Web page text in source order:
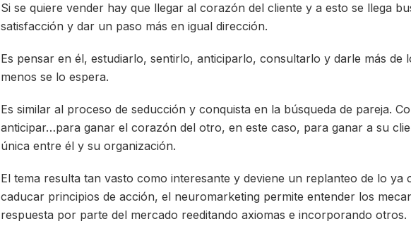
Si se quiere vender hay que llegar al corazón del cliente y a esto se llega
satisfacción y dar un paso más en igual dirección.
Es pensar en él, estudiarlo, sentirlo, anticiparlo, consultarlo y darle más de
menos se lo espera.
Es similar al proceso de seducción y conquista en la búsqueda de pareja.
anticipar…para ganar el corazón del otro, en este caso, para ganar a su
única entre él y su organización.
El tema resulta tan vasto como interesante y deviene un replanteo de lo ya
caducar principios de acción, el neuromarketing permite entender los
respuesta por parte del mercado reeditando axiomas e incorporando otros.